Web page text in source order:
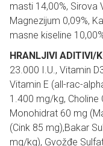
masti 14,00%, Sirova
Magnezijum 0,09%,
masne kiseline
HRANLJIVI ADITIVI/
23.000 I.U., Vitamin
Vitamin E (all-rac-
1.400 mg/kg, Choline
Monohidrat 60 mg
(Cink 85 mg),Bakar
mg/kg), Gvožđe